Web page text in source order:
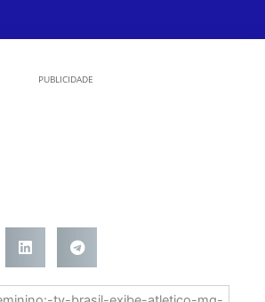
PUBLICIDADE